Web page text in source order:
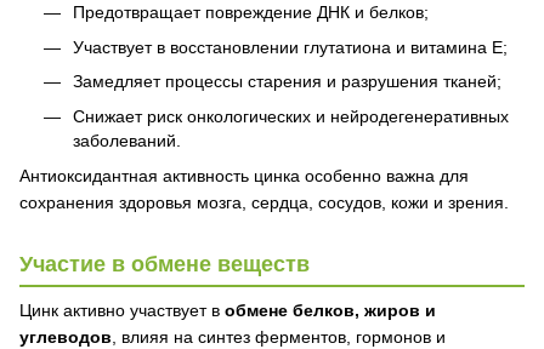
Предотвращает повреждение ДНК и белков;
Участвует в восстановлении глутатиона и витамина Е;
Замедляет процессы старения и разрушения тканей;
Снижает риск онкологических и нейродегенеративных
заболеваний.
Антиоксидантная активность цинка особенно важна для
сохранения здоровья мозга, сердца, сосудов, кожи и зрения.
Участие в обмене веществ
Цинк активно участвует в обмене белков, жиров и
углеводов, влияя на синтез ферментов, гормонов и